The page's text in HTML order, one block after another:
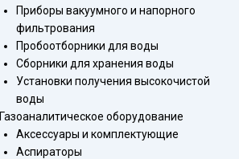
Приборы вакуумного и напорного
фильтрования
Пробоотборники для воды
Сборники для хранения воды
Установки получения высокочистой
воды
Газоаналитическое оборудование
Аксессуары и комплектующие
Аспираторы